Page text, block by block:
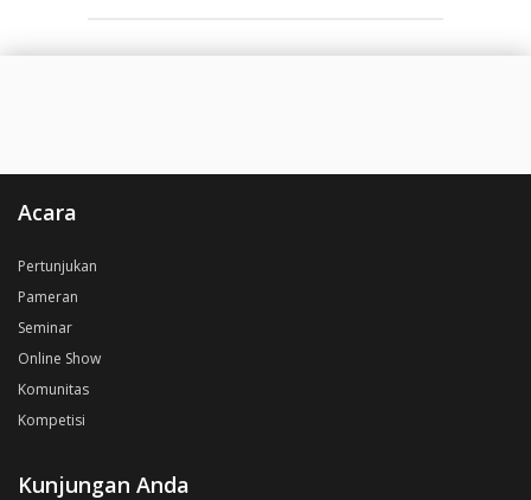
Acara
Pertunjukan
Pameran
Seminar
Online Show
Komunitas
Kompetisi
Kunjungan Anda